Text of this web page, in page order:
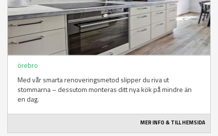
örebro
Med vår smarta renoveringsmetod slipper du riva ut
stommarna – dessutom monteras ditt nya kök på mindre än
en dag.
MER INFO & TILL HEMSIDA